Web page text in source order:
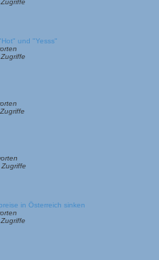
und "Yesss"
Zugriffe
Zugriffe
Zugriffe
in Österreich sinken
Zugriffe